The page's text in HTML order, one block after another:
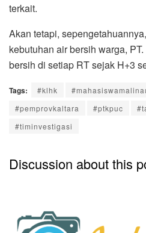
terkait.
Akan tetapi,
kebutuhan air bersih warga,
bersih di setiap RT sejak H+3
Tags: #klhk
#pemprovkaltara
#ptkpuc
#timinvestigasi
Discussion about this